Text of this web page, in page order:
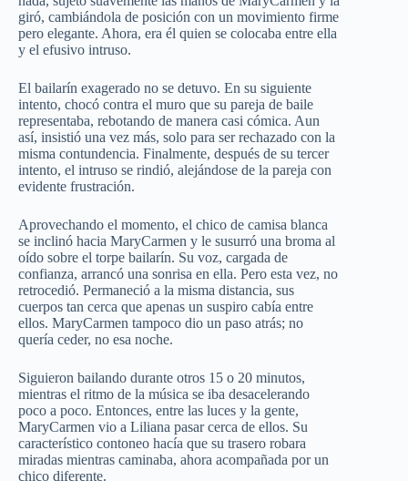
giró, cambiándola de posición con un movimiento firme
pero elegante. Ahora, era él quien se colocaba entre ella
y el efusivo intruso.
El bailarín exagerado no se detuvo. En su siguiente
intento, chocó contra el muro que su pareja de baile
representaba, rebotando de manera casi cómica. Aun
así, insistió una vez más, solo para ser rechazado con la
misma contundencia. Finalmente, después de su tercer
intento, el intruso se rindió, alejándose de la pareja con
evidente frustración.
Aprovechando el momento, el chico de camisa blanca
se inclinó hacia MaryCarmen y le susurró una broma al
oído sobre el torpe bailarín. Su voz, cargada de
confianza, arrancó una sonrisa en ella. Pero esta vez, no
retrocedió. Permaneció a la misma distancia, sus
cuerpos tan cerca que apenas un suspiro cabía entre
ellos. MaryCarmen tampoco dio un paso atrás; no
quería ceder, no esa noche.
Siguieron bailando durante otros 15 o 20 minutos,
mientras el ritmo de la música se iba desacelerando
poco a poco. Entonces, entre las luces y la gente,
MaryCarmen vio a Liliana pasar cerca de ellos. Su
característico contoneo hacía que su trasero robara
miradas mientras caminaba, ahora acompañada por un
chico diferente.